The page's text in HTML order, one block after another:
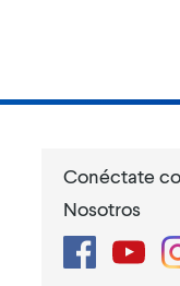
Conéctate
Nosotros
Facebook